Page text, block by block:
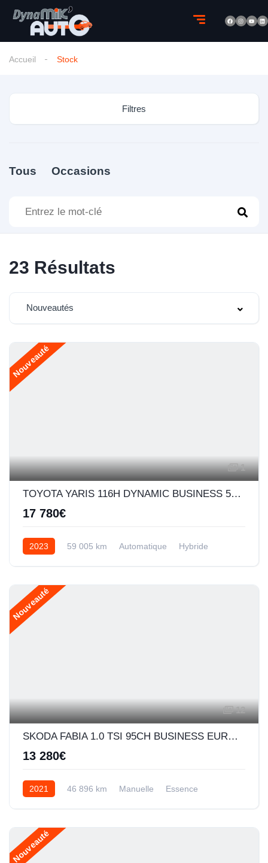
Accueil Stock
Filtres
Tous Occasions
23 Résultats
Nouveautés
Nouveauté
1
TOYOTA YARIS 116H DYNAMIC BUSINESS 5P + PROGRAMME BEYOND ZERO ACADEMY MY22
17 780€
2023 59 005 km Automatique Hybride
Nouveauté
12
SKODA FABIA 1.0 TSI 95CH BUSINESS EURO6D-AP
13 280€
2021 46 896 km Manuelle Essence
Nouveauté